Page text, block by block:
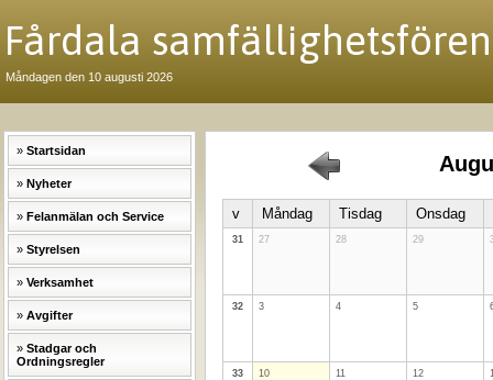
Fårdala
Måndagen den 10 augusti 2026
Startsidan
Nyheter
Felanmälan och Service
Styrelsen
Verksamhet
Avgifter
Stadgar och
Ordningsregler
v Måndag Tisdag Onsdag
31 27 28 29
32 3 4 5
33 10 11 12